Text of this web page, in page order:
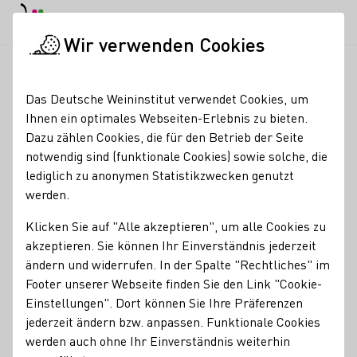
Weingut Gemünden
Großes Gold Scheurebe Gault Millau 1 schwarze Traube
2020 Der Feinschmecker "Die 500 besten Winzer in
Sterne 2021 Edelschliff 2016 Vinum Magazin 2020
Deutschlands beste junge Winzer
Wein
Mitgliedschaften
Wir verwenden Cookies
Das Deutsche Weininstitut verwendet Cookies, um
Ihnen ein optimales Webseiten-Erlebnis zu bieten.
Dazu zählen Cookies, die für den Betrieb der Seite
notwendig sind (funktionale Cookies) sowie solche, die
lediglich zu anonymen Statistikzwecken genutzt
werden.
Klicken Sie auf "Alle akzeptieren", um alle Cookies zu
akzeptieren. Sie können Ihr Einverständnis jederzeit
ändern und widerrufen. In der Spalte "Rechtliches" im
Footer unserer Webseite finden Sie den Link "Cookie-
Einstellungen". Dort können Sie Ihre Präferenzen
jederzeit ändern bzw. anpassen. Funktionale Cookies
werden auch ohne Ihr Einverständnis weiterhin